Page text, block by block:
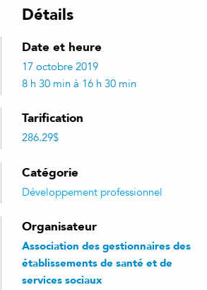
Détails
Date et heure
17 octobre 2019
8 h 30 min à 16 h 30 min
Tarification
286.29$
Catégorie
Développement professionnel
Organisateur
Association des gestionnaires des
établissements de santé et de
services sociaux